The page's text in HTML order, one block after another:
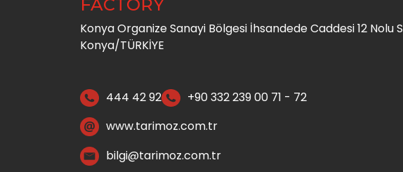
FACTORY
Konya Organize Sanayi Bölgesi İhsandede Caddesi 12 Nolu
Konya/TÜRKİYE
444 42 92
+90 332 239 00 71 - 72
www.tarimoz.com.tr
bilgi@tarimoz.com.tr